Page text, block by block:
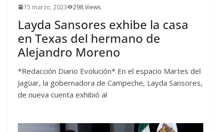
15 marzo, 2023 298 Views
Layda Sansores exhibe la casa
en Texas del hermano de
Alejandro Moreno
*Redacción Diario Evolución* En el espacio Martes del
Jaguar, la gobernadora de Campeche, Layda Sansores,
de nueva cuenta exhibió al